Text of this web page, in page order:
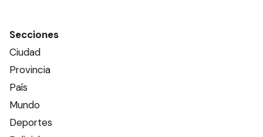
Secciones
Ciudad
Provincia
País
Mundo
Deportes